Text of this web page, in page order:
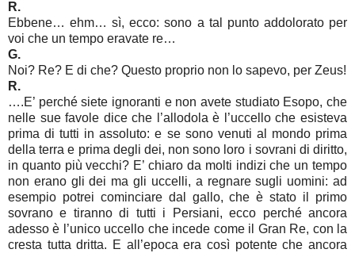
R.
Ebbene… ehm… sì, ecco: sono a tal punto addolorato per
voi che un tempo eravate re…
G.
Noi? Re? E di che? Questo proprio non lo sapevo, per Zeus!
R.
….E’ perché siete ignoranti e non avete studiato Esopo, che
nelle sue favole dice che l’allodola è l’uccello che esisteva
prima di tutti in assoluto: e se sono venuti al mondo prima
della terra e prima degli dei, non sono loro i sovrani di diritto,
in quanto più vecchi? E’ chiaro da molti indizi che un tempo
non erano gli dei ma gli uccelli, a regnare sugli uomini: ad
esempio potrei cominciare dal gallo, che è stato il primo
sovrano e tiranno di tutti i Persiani, ecco perché ancora
adesso è l’unico uccello che incede come il Gran Re, con la
cresta tutta dritta. E all’epoca era così potente che ancora